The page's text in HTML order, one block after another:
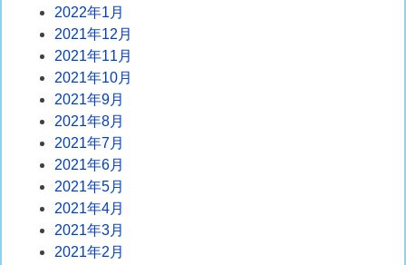
2022年1月
2021年12月
2021年11月
2021年10月
2021年9月
2021年8月
2021年7月
2021年6月
2021年5月
2021年4月
2021年3月
2021年2月